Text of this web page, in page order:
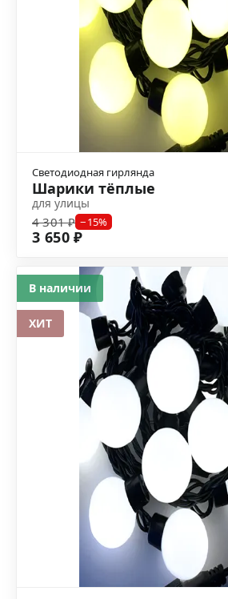
Светодиодная гирлянда
Шарики тёплые
для улицы
4 301 ₽ −15%
3 650 ₽
В наличии
ХИТ